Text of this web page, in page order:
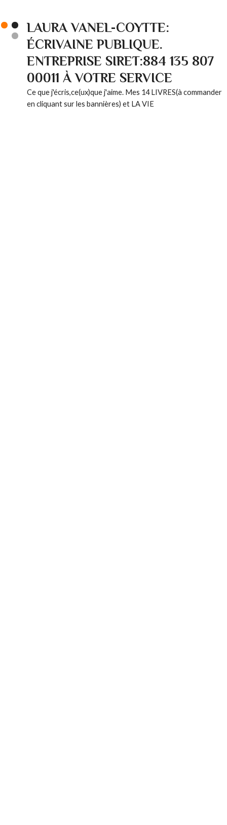
LAURA VANEL-COYTTE:
ÉCRIVAINE PUBLIQUE.
ENTREPRISE SIRET:884 135 807
00011 À VOTRE SERVICE
Ce que j'écris,ce(ux)que j'aime. Mes 14 LIVRES(à commander
en cliquant sur les bannières) et LA VIE